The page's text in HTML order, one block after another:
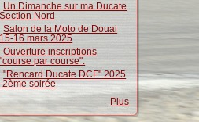
Un Dimanche sur ma Ducate
Section Nord
Salon de la Moto de Douai
15-16 mars 2025
Ouverture inscriptions
"course par course".
"Rencard Ducate DCF" 2025
-2ème soirée
Plus